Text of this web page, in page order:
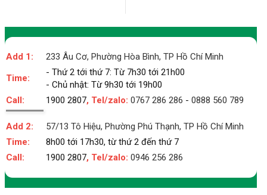
Add 1: 233 Âu Cơ, Phường Hòa Bình, TP Hồ Chí Minh
Time:
- Thứ 2 tới thứ 7: Từ 7h30 tới 21h00
- Chủ nhật: Từ 9h30 tới 19h00
Call:
1900 2807, Tel/zalo:0767 286 286 -0888 560 789
Add 2:
57/13 Tô Hiệu, Phường Phú Thạnh, TP Hồ Chí Minh
Time:
8h00 tới 17h30, từ thứ 2 đến thứ 7
Call:
1900 2807, Tel/zalo:0946 256 286